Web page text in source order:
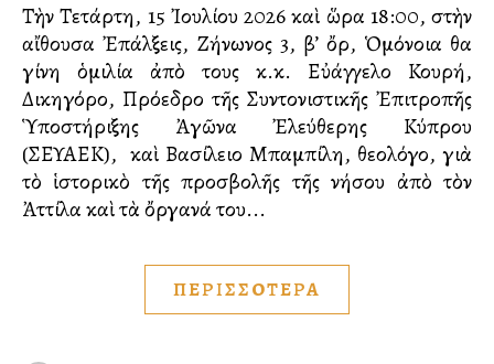
Τὴν Τετάρτη, 15 Ἰουλίου 2026 καὶ ὥρα 18:00, στὴν
αἴθουσα Ἐπάλξεις, Ζήνωνος 3, β’ ὄρ, Ὁμόνοια θα
γίνη ὁμιλία ἀπὸ τους κ.κ. Εὐάγγελο Κουρή,
Δικηγόρο, Πρόεδρο τῆς Συντονιστικῆς Ἐπιτροπῆς
Ὑποστήριξης Ἀγῶνα Ἐλεύθερης Κύπρου
(ΣΕΥΑΕΚ), καὶ Βασίλειο Μπαμπίλη, θεολόγο, γιὰ
τὸ ἱστορικὸ τῆς προσβολῆς τῆς νήσου ἀπὸ τὸν
Ἀττίλα καὶ τὰ ὄργανά του...
ΠΕΡΙΣΣΟΤΕΡΑ